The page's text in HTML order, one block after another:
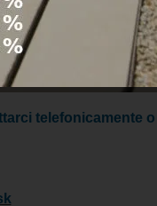
telefonicamente o